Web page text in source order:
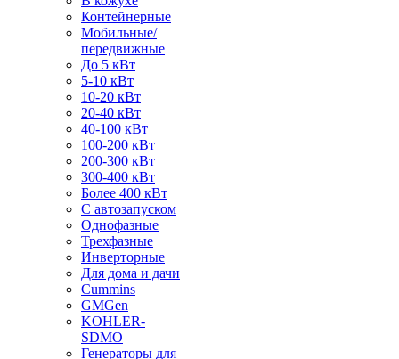
Контейнерные
Мобильные/
передвижные
До 5 кВт
5-10 кВт
10-20 кВт
20-40 кВт
40-100 кВт
100-200 кВт
200-300 кВт
300-400 кВт
Более 400 кВт
С автозапуском
Однофазные
Трехфазные
Инверторные
Для дома и дачи
Cummins
GMGen
KOHLER-
SDMO
Генераторы для